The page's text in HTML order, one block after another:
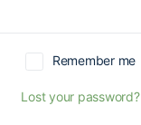
Remember me
Lost your password?